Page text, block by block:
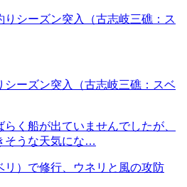
シーズン突入（古志岐三礁：スベ
く船が出ていませんでしたが、
そうな天気にな…